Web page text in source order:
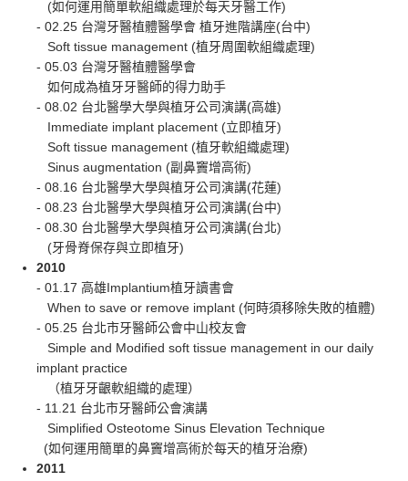
(如何運用簡單軟組織處理於每天牙醫工作)
- 02.25 台灣牙醫植體醫學會 植牙進階講座(台中)
Soft tissue management (植牙周圍軟組織處理)
- 05.03 台灣牙醫植體醫學會
如何成為植牙牙醫師的得力助手
- 08.02 台北醫學大學與植牙公司演講(高雄)
Immediate implant placement (立即植牙)
Soft tissue management (植牙軟組織處理)
Sinus augmentation (副鼻竇增高術)
- 08.16 台北醫學大學與植牙公司演講(花蓮)
- 08.23 台北醫學大學與植牙公司演講(台中)
- 08.30 台北醫學大學與植牙公司演講(台北)
(牙骨脊保存與立即植牙)
2010
- 01.17 高雄Implantium植牙讀書會
When to save or remove implant (何時須移除失敗的植體)
- 05.25 台北市牙醫師公會中山校友會
Simple and Modified soft tissue management in our daily
implant practice
（植牙牙齦軟組織的處理）
- 11.21 台北市牙醫師公會演講
Simplified Osteotome Sinus Elevation Technique
(如何運用簡單的鼻竇增高術於每天的植牙治療)
2011